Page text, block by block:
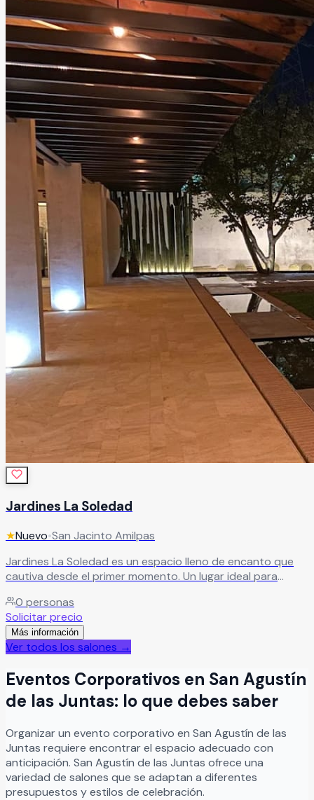
Jardines La Soledad
★Nuevo•San Jacinto Amilpas
Jardines La Soledad es un espacio lleno de encanto que
cautiva desde el primer momento. Un lugar ideal para
hermosos y un ambiente que hará inolvidable cada
instante. Sus excelentes servicios y detalles
cuidadosamente pensados crean el entorno perfecto
para vivir una celebración única junto a tus seres queridos.
0 personas
Solicitar precio
Más información
Ver todos los salones →
Eventos Corporativos en San Agustín
de las Juntas: lo que debes saber
Organizarun evento corporativo en San Agustín de las
Juntas requiere encontrar el espacio adecuado con
anticipación. San Agustín de las Juntas ofrece una
variedad de salones que se adaptan a diferentes
presupuestos y estilos de celebración.